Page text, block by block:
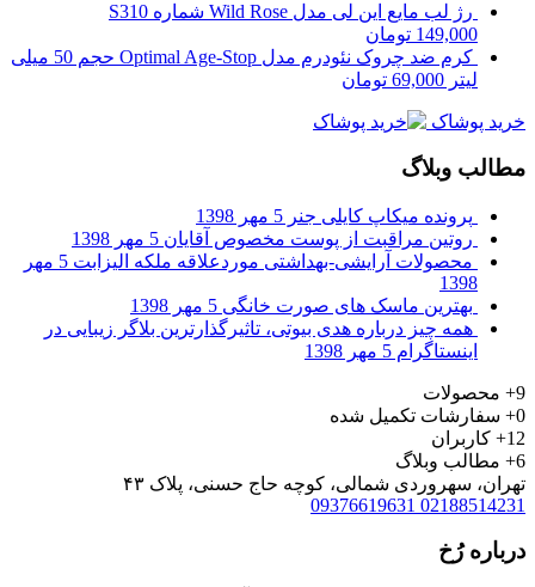
رژ لب مایع این لی مدل Wild Rose شماره S310
149,000 تومان
کرم ضد چروک نئودرم مدل Optimal Age-Stop حجم 50 میلی
لیتر 69,000 تومان
خرید پوشاک
مطالب وبلاگ
پرونده‌ میکاپ کایلی جنر 5 مهر 1398
روتین مراقبت از پوست مخصوص آقایان 5 مهر 1398
محصولات آرایشی-بهداشتی موردعلاقه ملکه الیزابت
5 مهر
1398
بهترین ماسک های صورت خانگی 5 مهر 1398
همه چیز درباره هدی بیوتی، تاثیرگذارترین بلاگر زیبایی در
اینستاگرام 5 مهر 1398
9+
محصولات
0+
سفارشات تکمیل شده
12+
کاربران
6+
مطالب وبلاگ
تهران، سهروردی شمالی، کوچه حاج حسنی، پلاک ۴۳
02188514231
09376619631
درباره رُخ